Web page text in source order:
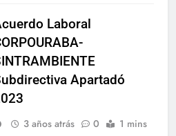
Laboral
Apartadó
3 años atrás 0 1 mins